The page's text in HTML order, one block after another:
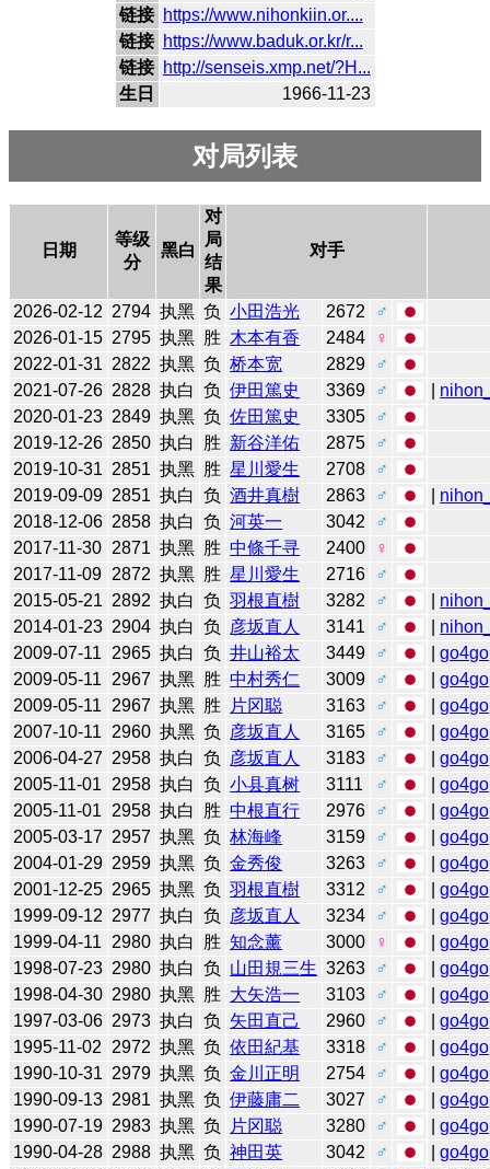
链接 https://www.nihonkiin.or....
链接 https://www.baduk.or.kr/r...
链接 http://senseis.xmp.net/?H...
生日
1966-11-23
对局列表
日期
等级
分
黑白
对
局
结
果
对手
2026-02-12 2794 执黑 负 小田浩光 2672
♂
2026-01-15 2795 执黑 胜 木本有香 2484
♀
2022-01-31 2822 执黑 负 桥本宽 2829
♂
2021-07-26 2828 执白 负 伊田篤史 3369 ♂
2020-01-23 2849 执黑 负 佐田篤史 3305
♂
2019-12-26 2850 执白 胜 新谷洋佑 2875
♂
2019-10-31 2851 执黑 胜 星川愛生 2708
♂
2019-09-09 2851 执白 负 酒井真樹 2863 ♂
2018-12-06 2858 执白 负 河英一 3042
♂
2017-11-30 2871 执黑 胜 中條千寻 2400
♀
2017-11-09 2872 执黑 胜 星川愛生 2716
♂
2015-05-21 2892 执白 负 羽根直樹 3282 ♂
2014-01-23 2904 执白 负 彦坂直人 3141 ♂
2009-07-11
2965 执白 负 井山裕太 3449 ♂ |go4go
2009-05-11
2967 执黑 胜 中村秀仁 3009 ♂ |go4go
2009-05-11
2967 执黑 胜 片冈聪 3163 ♂ |go4go
2007-10-11
2960 执黑 负 彦坂直人 3165 ♂ |go4go
2006-04-27 2958 执白 负 彦坂直人 3183 ♂ |go4go
2005-11-01
2958 执白 负 小县真树 3111 ♂ |go4go
2005-11-01
2958 执白 胜 中根直行 2976 ♂ |go4go
2005-03-17 2957 执黑 负 林海峰 3159 ♂ |go4go
2004-01-29 2959 执黑 负 金秀俊 3263 ♂ |go4go
2001-12-25 2965 执黑 负 羽根直樹 3312 ♂ |go4go
1999-09-12 2977 执白 负 彦坂直人 3234 ♂ |go4go
1999-04-11
2980 执白 胜 知念薰 3000 ♀ |go4go
1998-07-23 2980 执白 负 山田規三生 3263 ♂ |go4go
1998-04-30 2980 执黑 胜 大矢浩一 3103 ♂ |go4go
1997-03-06 2973 执白 负 矢田直己 2960 ♂ |go4go
1995-11-02
2972 执黑 负 依田紀基 3318 ♂ |go4go
1990-10-31 2979 执黑 负 金川正明 2754 ♂ |go4go
1990-09-13 2981 执黑 负 伊藤庸二 3027 ♂ |go4go
1990-07-19 2983 执黑 负 片冈聪 3280 ♂ |go4go
1990-04-28 2988 执黑 负 神田英 3042 ♂ |go4go